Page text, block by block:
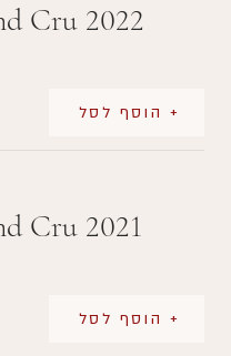
Cru 2022
+ הוסף לסל
Cru 2021
+ הוסף לסל